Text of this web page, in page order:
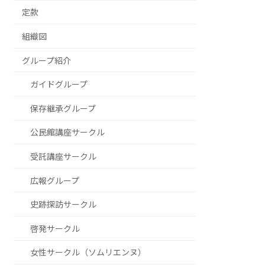
定款
組織図
グループ紹介
ガイドグループ
保存継承グループ
公民館講座サークル
受託講座サークル
広報グループ
史跡探訪サークル
啓発サークル
女性サークル（ソムリエンヌ）